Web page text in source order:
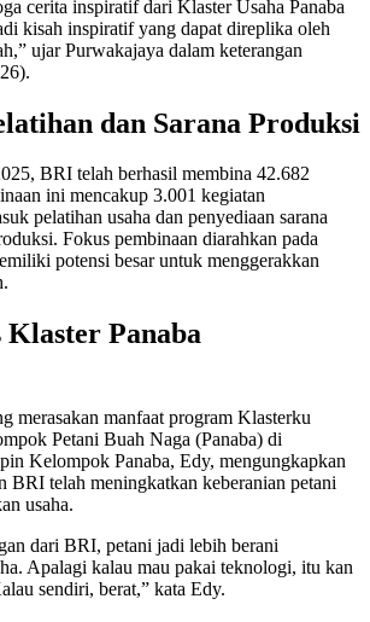
cerita inspiratif dari Klaster Usaha Panaba
kisah inspiratif yang dapat direplika oleh
ujar Purwakajaya dalam keterangan
dan Sarana Produksi
BRI telah berhasil membina 42.682
ini mencakup 3.001 kegiatan
pelatihan usaha dan penyediaan sarana
Fokus pembinaan diarahkan pada
potensi besar untuk menggerakkan
Klaster Panaba
merasakan manfaat program Klasterku
Petani Buah Naga (Panaba) di
Kelompok Panaba, Edy, mengungkapkan
BRI telah meningkatkan keberanian petani
usaha.
dari BRI, petani jadi lebih berani
Apalagi kalau mau pakai teknologi, itu kan
sendiri, berat,” kata Edy.